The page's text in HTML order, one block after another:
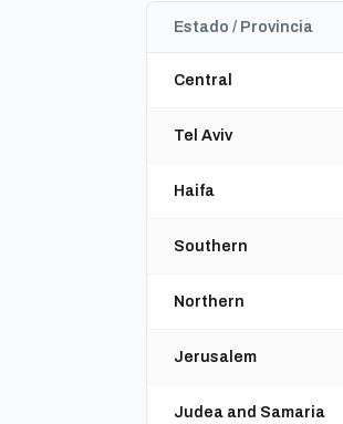
Estado / Provincia
Central
Tel Aviv
Haifa
Southern
Northern
Jerusalem
Judea and Samaria